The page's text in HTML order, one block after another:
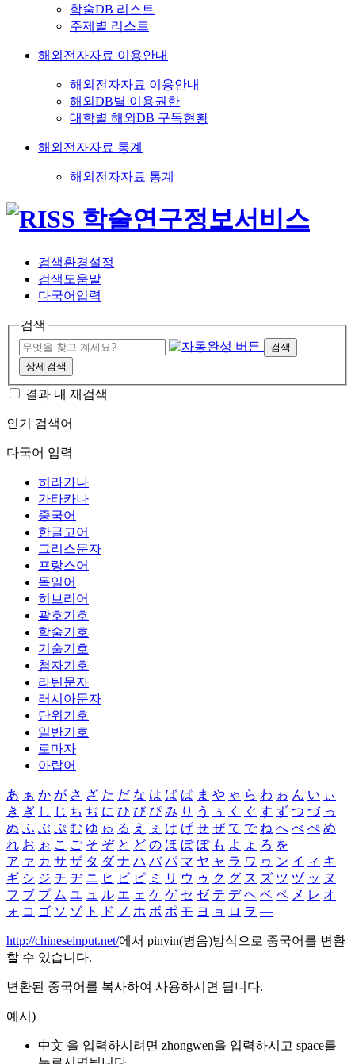
학술DB 리스트
주제별 리스트
해외전자자료 이용안내
해외전자자료 이용안내
해외DB별 이용권한
대학별 해외DB 구독현황
해외전자자료 통계
해외전자자료 통계
검색환경설정
검색도움말
다국어입력
검색
검색
상세검색
결과 내 재검색
인기 검색어
다국어 입력
히라가나
가타카나
중국어
한글고어
그리스문자
프랑스어
독일어
히브리어
괄호기호
학술기호
기술기호
첨자기호
라틴문자
러시아문자
단위기호
일반기호
로마자
아랍어
あ ぁ か が さ ざ た だ な は ば ぱ ま や ゃ ら わ ゎ ん い ぃ
き ぎ し じ ち ぢ に ひ び ぴ み り う ぅ く ぐ す ず つ づ っ
ぬ ふ ぶ ぷ む ゆ ゅ る え ぇ け げ せ ぜ て で ね へ べ ぺ め
れ お ぉ こ ご そ ぞ と ど の ほ ぼ ぽ も よ ょ ろ を
ア ァ カ サ ザ タ ダ ナ ハ バ パ マ ヤ ャ ラ ワ ヮ ン イ ィ キ
ギ シ ジ チ ヂ ニ ヒ ビ ピ ミ リ ウ ゥ ク グ ス ズ ツ ヅ ッ ヌ
フ ブ プ ム ユ ュ ル エ ェ ケ ゲ セ ゼ テ デ ヘ ベ ペ メ レ オ
ォ コ ゴ ソ ゾ ト ド ノ ホ ボ ポ モ ヨ ョ ロ ヲ ―
http://chineseinput.net/에서 pinyin(병음)방식으로 중국어를 변환
할 수 있습니다.
변환된 중국어를 복사하여 사용하시면 됩니다.
예시)
中文 을 입력하시려면 zhongwen을 입력하시고 space를